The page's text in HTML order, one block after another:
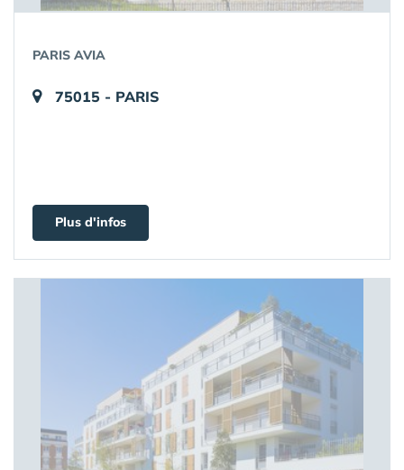
PARIS AVIA
75015 - PARIS
Plus d'infos